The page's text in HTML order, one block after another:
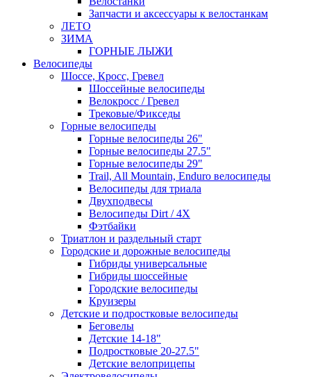
Запчасти и аксессуары к велостанкам
ЛЕТО
ЗИМА
ГОРНЫЕ ЛЫЖИ
Велосипеды
Шоссе, Кросс, Гревел
Шоссейные велосипеды
Велокросс / Гревел
Трековые/Фикседы
Горные велосипеды
Горные велосипеды 26"
Горные велосипеды 27.5"
Горные велосипеды 29"
Trail, All Mountain, Enduro велосипеды
Велосипеды для триала
Двухподвесы
Велосипеды Dirt / 4X
Фэтбайки
Триатлон и раздельный старт
Городские и дорожные велосипеды
Гибриды универсальные
Гибриды шоссейные
Городские велосипеды
Круизеры
Детские и подростковые велосипеды
Беговелы
Детские 14-18"
Подростковые 20-27.5"
Детские велоприцепы